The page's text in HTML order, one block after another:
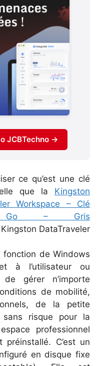
JCBTechno →
ce qu’est une clé
que la Kingston
Workspace – Clé
– Gris
de Windows
à l’utilisateur ou
de gérer n’importe
de mobilité,
de la petite
risque pour la
professionnel
C’est un
en disque fixe